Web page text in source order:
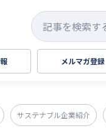
メルマガ登録
サステナブル企業紹介